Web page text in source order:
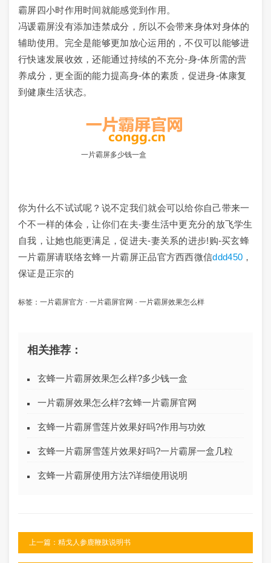
霸屏四小时作用时间就能感觉到作用。
冯谖霸屏没有添加违禁成分，所以不会带来身体对身体的
辅助使用。完全是能够更加放心运用的，不仅可以能够进
行快速发展收效，还能通过持续的不充分-身-体所需的营
养成分，更全面的能力提高身-体的素质，促进身-体康复
到健康生活状态。
一片霸屏多少钱一盒
你为什么不试试呢？说不定我们就会可以给你自己带来一
个不一样的体会，让你们在夫-妻生活中更充分的放飞学生
自我，让她也能更满足，促进夫-妻关系的进步!购-买玄蜂
一片霸屏请联络玄蜂一片霸屏正品官方西西微信ddd450 ，
保证是正宗的
标签： 一片霸屏官方 · 一片霸屏官网 · 一片霸屏效果怎么样
相关推荐：
玄蜂一片霸屏效果怎么样?多少钱一盒
一片霸屏效果怎么样?玄蜂一片霸屏官网
玄蜂一片霸屏雪莲片效果好吗?作用与功效
玄蜂一片霸屏雪莲片效果好吗?一片霸屏一盒几粒
玄蜂一片霸屏使用方法?详细使用说明
上一篇：精戈人参鹿鞭肽说明书